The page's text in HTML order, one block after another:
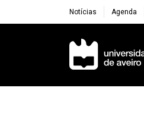
Notícias Agenda
Navegação Principal